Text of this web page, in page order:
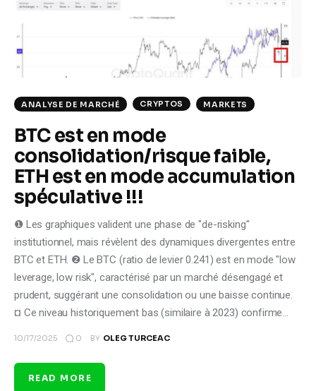
Climate
Tech
Shop
ANALYSE DE MARCHÉ CRYPTOS MARKETS
BTC est en mode
consolidation/risque faible,
ETH est en mode accumulation
spéculative !!!
❶ Les graphiques valident une phase de "de-risking"
institutionnel, mais révèlent des dynamiques divergentes entre
BTC et ETH. ❷ Le BTC (ratio de levier 0.241) est en mode "low
leverage, low risk", caractérisé par un marché désengagé et
prudent, suggérant une consolidation ou une baisse continue.
¤ Ce niveau historiquement bas (similaire à 2023) confirme…
10/17/2025 0 BY OLEG TURCEAC
READ MORE